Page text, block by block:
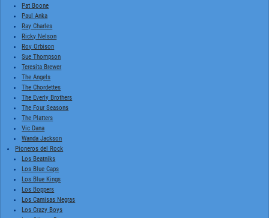
Pat Boone
Paul Anka
Ray Charles
Ricky Nelson
Roy Orbison
Sue Thompson
Teresita Brewer
The Angels
The Chordettes
The Everly Brothers
The Four Seasons
The Platters
Vic Dana
Wanda Jackson
Pioneros del Rock
Los Beatniks
Los Blue Caps
Los Blue Kings
Los Boppers
Los Camisas Negras
Los Crazy Boys